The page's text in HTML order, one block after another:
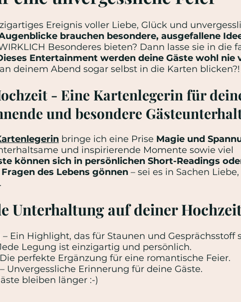
Ereignis voller Liebe, Glück und
brauchen besondere, ausgefallene
Besonderes bieten? Dann lasse sie in die
Entertainment werden deine Gäste wohl nie
deinem Abend sogar selbst in die Karten blicken?!
- Eine Kartenlegerin für
und besondere
bringe ich eine Prise Magie und
und inspirierende Momente sowie viel
können sich in persönlichen Short-Readings
des Lebens gönnen – sei es in Sachen
Unterhaltung auf deiner
– Ein Highlight, das für Staunen und Gesprächsstoff
Legung ist einzigartig und persönlich.
perfekte Ergänzung für eine romantische Feier.
– Unvergessliche Erinnerung für deine Gäste.
bleiben länger :-)